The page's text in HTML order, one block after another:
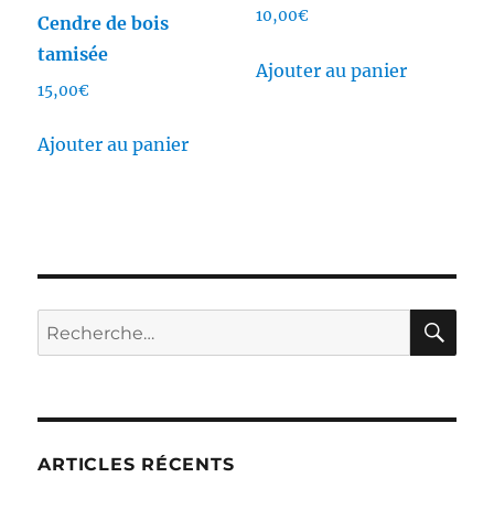
Cendre de bois
tamisée
15,00€
Ajouter au panier
Note
3.75
10,00€
Ajouter au panier
Recherche
pour :
ARTICLES RÉCENTS